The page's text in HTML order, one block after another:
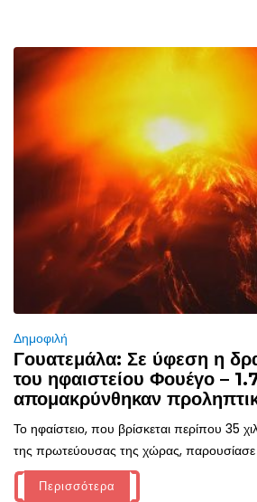
Δημοφιλή
Γουατεμάλα: Σε ύφεση η
του ηφαιστείου Φουέγο –
απομακρύνθηκαν
Το ηφαίστειο, που βρίσκεται περίπου 35
της πρωτεύουσας της χώρας, παρουσίασε
Περισσότερα